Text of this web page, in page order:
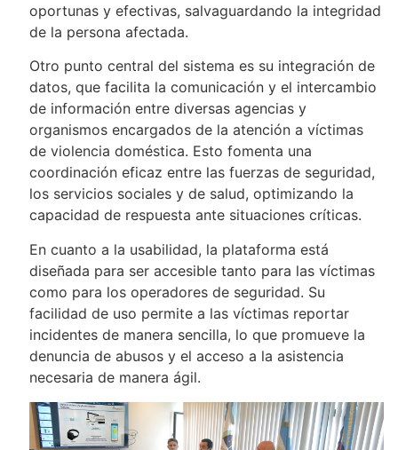
oportunas y efectivas, salvaguardando la integridad
de la persona afectada.
Otro punto central del sistema es su integración de
datos, que facilita la comunicación y el intercambio
de información entre diversas agencias y
organismos encargados de la atención a víctimas
de violencia doméstica. Esto fomenta una
coordinación eficaz entre las fuerzas de seguridad,
los servicios sociales y de salud, optimizando la
capacidad de respuesta ante situaciones críticas.
En cuanto a la usabilidad, la plataforma está
diseñada para ser accesible tanto para las víctimas
como para los operadores de seguridad. Su
facilidad de uso permite a las víctimas reportar
incidentes de manera sencilla, lo que promueve la
denuncia de abusos y el acceso a la asistencia
necesaria de manera ágil.